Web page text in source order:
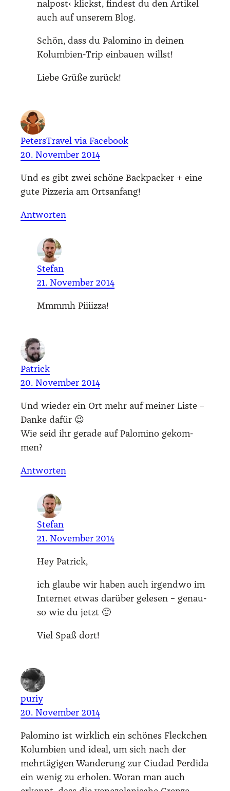
nal­post‹ klickst, fin­dest du den Arti­kel
auch auf unse­rem Blog.
Schön, dass du Palo­mi­no in dei­nen
Kolum­bi­en-Trip ein­bau­en willst!
Lie­be Grü­ße zurück!
PetersTravel via Facebook
20. November 2014
Und es gibt zwei schö­ne Back­pa­cker + eine
gute Piz­ze­ria am Orts­an­fang!
Antworten
Stefan
21. November 2014
Mmmmh Piiiiz­za!
Patrick
20. November 2014
Und wie­der ein Ort mehr auf mei­ner Lis­te –
Dan­ke dafür 😉
Wie seid ihr gera­de auf Palo­mi­no gekom­
men?
Antworten
Stefan
21. November 2014
Hey Patrick,
ich glau­be wir haben auch irgend­wo im
Inter­net etwas dar­über gele­sen – genau­
so wie du jetzt 🙂
Viel Spaß dort!
puriy
20. November 2014
Palo­mi­no ist wirk­lich ein schö­nes Fleck­chen
Kolum­bi­en und ide­al, um sich nach der
mehr­tä­gi­gen Wan­de­rung zur Ciu­dad Per­di­da
ein wenig zu erho­len. Wor­an man auch